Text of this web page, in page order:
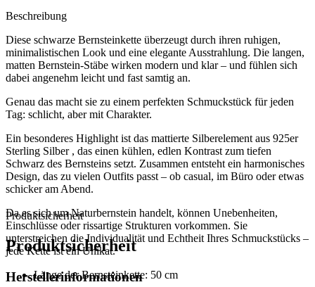
Beschreibung
Diese schwarze Bernsteinkette überzeugt durch ihren ruhigen,
minimalistischen Look und eine elegante Ausstrahlung. Die langen,
matten Bernstein-Stäbe wirken modern und klar – und fühlen sich
dabei angenehm leicht und fast samtig an.
Genau das macht sie zu einem perfekten Schmuckstück für jeden
Tag: schlicht, aber mit Charakter.
Ein besonderes Highlight ist das mattierte Silberelement aus 925er
Sterling Silber , das einen kühlen, edlen Kontrast zum tiefen
Schwarz des Bernsteins setzt. Zusammen entsteht ein harmonisches
Design, das zu vielen Outfits passt – ob casual, im Büro oder etwas
schicker am Abend.
Da es sich um Naturbernstein handelt, können Unebenheiten,
Einschlüsse oder rissartige Strukturen vorkommen. Sie
unterstreichen die Individualität und Echtheit Ihres Schmuckstücks –
jede Kette ist ein Unikat.
Länge der Bernsteinkette: 50 cm
Produktsicherheit
Produktsicherheit
Herstellerinformationen